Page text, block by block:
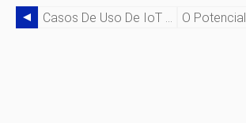
Casos De Uso De IoT Interessantes:Estacionamento Inteligente Alivia O Congestionamento Do Tráfego